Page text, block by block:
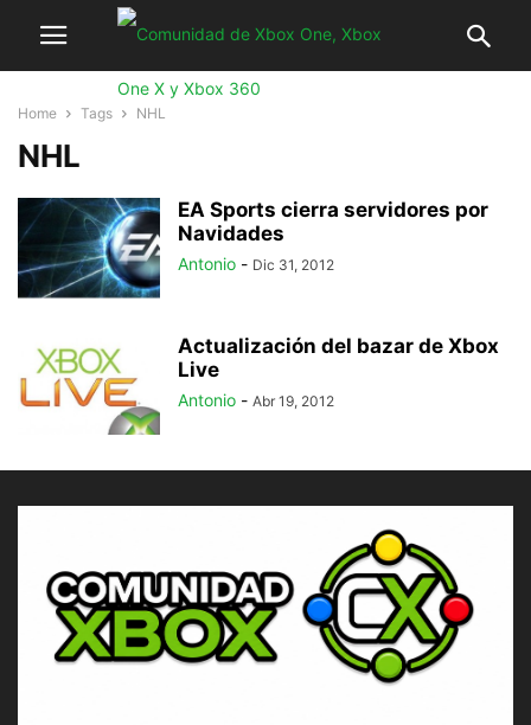
Home Tags NHL
NHL
EA Sports cierra servidores por
Navidades
Antonio - Dic 31, 2012
Actualización del bazar de Xbox
Live
Antonio - Abr 19, 2012